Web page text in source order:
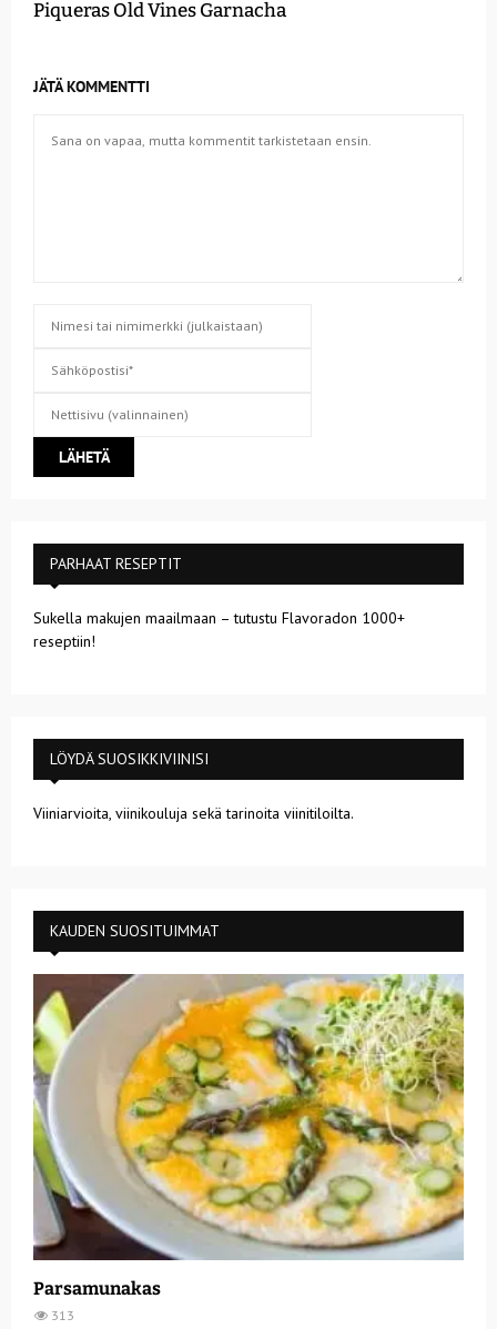
Piqueras Old Vines Garnacha
JÄTÄ KOMMENTTI
PARHAAT RESEPTIT
Sukella makujen maailmaan – tutustu Flavoradon 1000+
reseptiin!
LÖYDÄ SUOSIKKIVIINISI
Viiniarvioita, viinikouluja sekä tarinoita viinitiloilta.
KAUDEN SUOSITUIMMAT
Parsamunakas
313